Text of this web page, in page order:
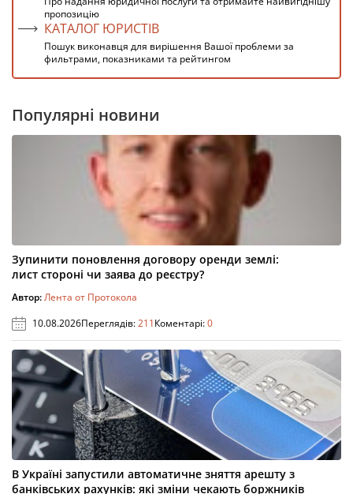
пропозицію
КАТАЛОГ ЮРИСТІВ
Пошук виконавця для вирішення Вашої проблеми за
фильтрами, показниками та рейтингом
Популярні новини
Зупинити поновлення договору оренди землі:
лист стороні чи заява до реєстру?
Автор:Лента от Протокола
10.08.2026Переглядів:211Коментарі:0
В Україні запустили автоматичне зняття арешту з
банківських рахунків: які зміни чекають боржників